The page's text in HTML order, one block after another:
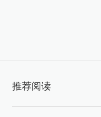
推荐阅读